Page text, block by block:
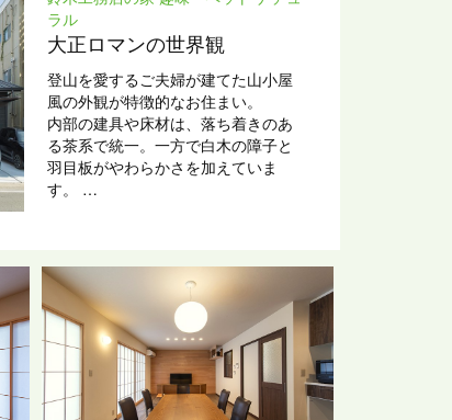
ラル
大正ロマンの世界観
登山を愛するご夫婦が建てた山小屋
風の外観が特徴的なお住まい。
内部の建具や床材は、落ち着きのあ
る茶系で統一。一方で白木の障子と
羽目板がやわらかさを加えていま
す。